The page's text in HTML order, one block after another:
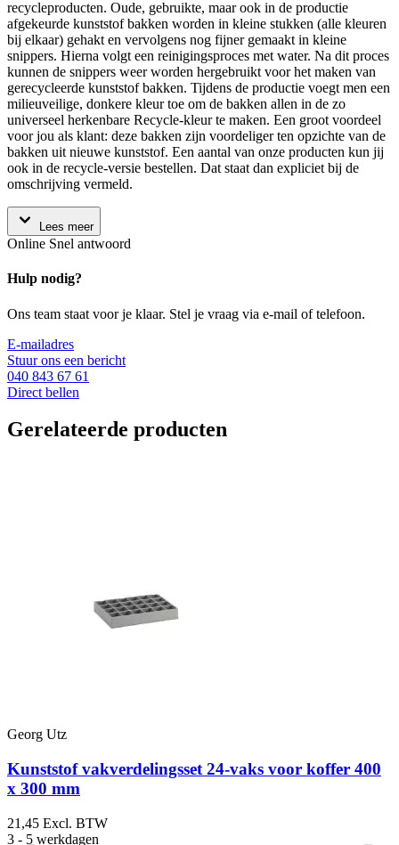
recycleproducten. Oude, gebruikte, maar ook in de productie
afgekeurde kunststof bakken worden in kleine stukken (alle kleuren
bij elkaar) gehakt en vervolgens nog fijner gemaakt in kleine
snippers. Hierna volgt een reinigingsproces met water. Na dit proces
kunnen de snippers weer worden hergebruikt voor het maken van
gerecycleerde kunststof bakken. Tijdens de productie voegt men een
milieuveilige, donkere kleur toe om de bakken allen in de zo
universeel herkenbare Recycle-kleur te maken. Een groot voordeel
voor jou als klant: deze bakken zijn voordeliger ten opzichte van de
bakken uit nieuwe kunststof. Een aantal van onze producten kun jij
ook in de recycle-versie bestellen. Dat staat dan expliciet bij de
omschrijving vermeld.
Lees meer
Online Snel antwoord
Hulp nodig?
Ons team staat voor je klaar. Stel je vraag via e-mail of telefoon.
E-mailadres
Stuur ons een bericht
040 843 67 61
Direct bellen
Gerelateerde producten
Georg Utz
Kunststof vakverdelingsset 24-vaks voor koffer 400
x 300 mm
21,45 Excl. BTW
3 - 5 werkdagen